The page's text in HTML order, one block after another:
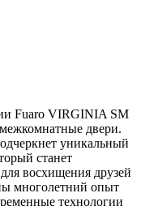
Fuaro VIRGINIA SM
двери.
уникальный
станет
восхищения друзей
многолетний опыт
технологии